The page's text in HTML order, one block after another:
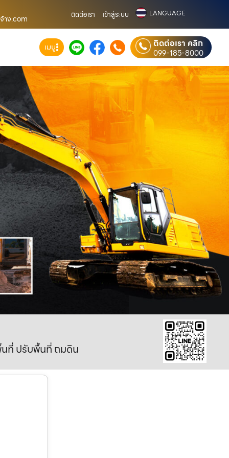
าง.com ติดต่อเรา เข้าสู่ระบบ LANGUAGE
เมนู ติดต่อเรา คลิก
099-185-8000
นที่ ปรับพื้นที่ ถมดิน